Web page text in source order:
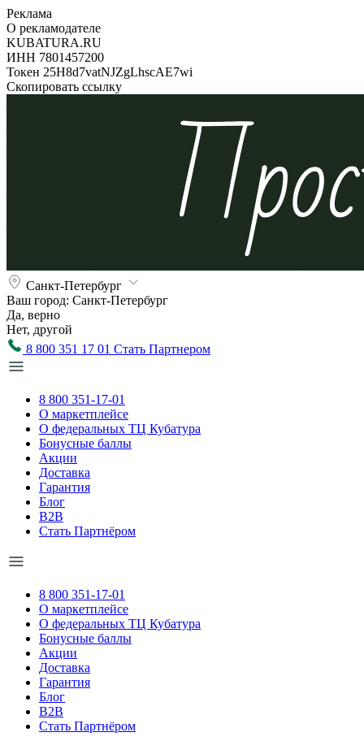
Реклама
О рекламодателе
KUBATURA.RU
ИНН 7801457200
Токен 25H8d7vatNJZgLhscAE7wi
Скопировать ссылку
Санкт-Петербург
Ваш город: Санкт-Петербург
Да, верно
Нет, другой
8 800 351 17 01 Стать Партнером
8 800 351-17-01
О маркетплейсе
О федеральных ТЦ Кубатура
Бонусные баллы
Акции
Доставка
Гарантия
Блог
B2B
Стать Партнёром
8 800 351-17-01
О маркетплейсе
О федеральных ТЦ Кубатура
Бонусные баллы
Акции
Доставка
Гарантия
Блог
B2B
Стать Партнёром